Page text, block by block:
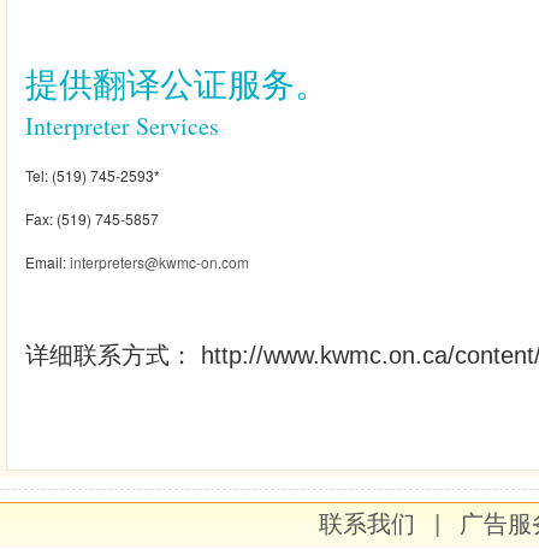
提供翻译公证服务。
Interpreter Services
Tel: (519) 745-2593*
Fax: (519) 745-5857
Email:interpreters@kwmc-on.com
详细联系方式： http://www.kwmc.on.ca/
联系我们
广告服